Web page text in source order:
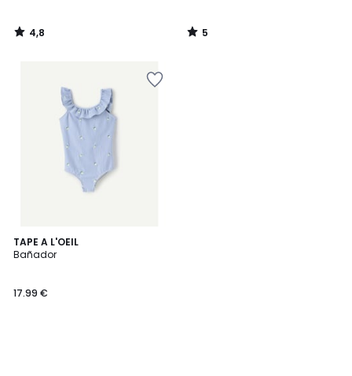
4,8
/
5
/
TAPE A L'OEIL
Bañador
17.99 €